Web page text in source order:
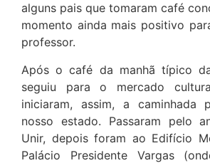
alguns pais que tomaram café
momento ainda mais positivo
professor.
Após o café da manhã típico
seguiu para o mercado
iniciaram, assim, a caminhada
nosso estado. Passaram pelo
Unir, depois foram ao Edifício
Palácio Presidente Vargas